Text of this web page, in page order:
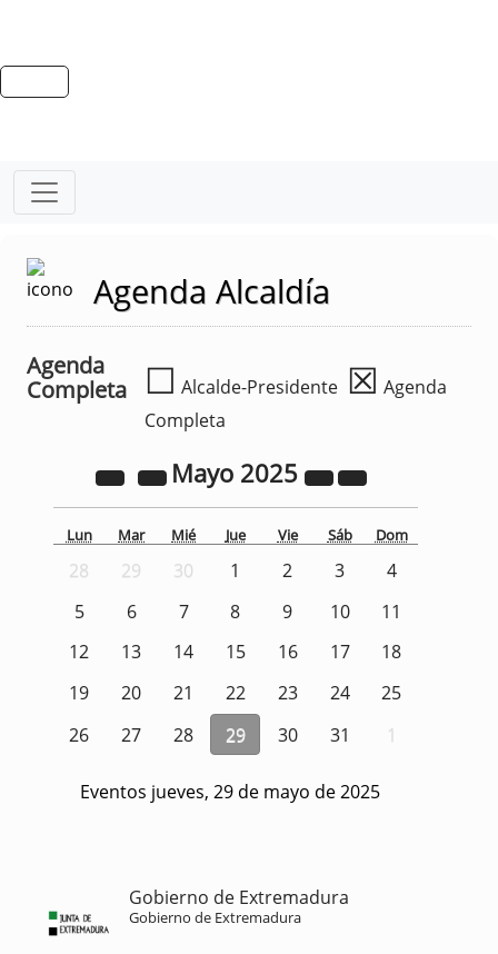
Agenda Alcaldía
Agenda
Completa
☐ Alcalde-Presidente ☒ Agenda
Completa
Mayo 2025
Lun Mar Mié Jue Vie Sáb Dom
28 29 30 1 2 3
4
5
6 7 8 9 10
11
12
13 14 15 16 17
18
19
20 21 22 23 24
25
26
27 28 29 30 31 1
Eventos jueves, 29 de mayo de 2025
Gobierno de Extremadura
Gobierno de Extremadura